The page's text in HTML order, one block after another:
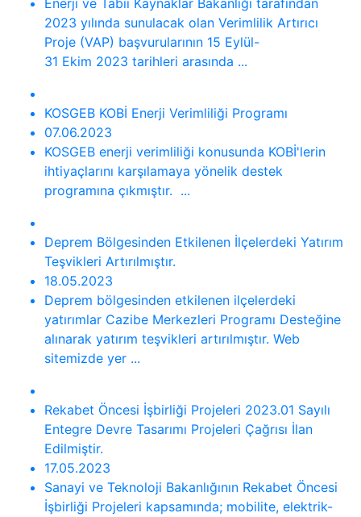
Enerji ve Tabii Kaynaklar Bakanlığı tarafından
2023 yılında sunulacak olan Verimlilik Artırıcı
Proje (VAP) başvurularının 15 Eylül-
31 Ekim 2023 tarihleri arasında ...
KOSGEB KOBİ Enerji Verimliliği Programı
07.06.2023
KOSGEB enerji verimliliği konusunda KOBİ'lerin
ihtiyaçlarını karşılamaya yönelik destek
programına çıkmıştır. ...
Deprem Bölgesinden Etkilenen İlçelerdeki Yatırım
Teşvikleri Artırılmıştır.
18.05.2023
Deprem bölgesinden etkilenen ilçelerdeki
yatırımlar Cazibe Merkezleri Programı Desteğine
alınarak yatırım teşvikleri artırılmıştır. Web
sitemizde yer ...
Rekabet Öncesi İşbirliği Projeleri 2023.01 Sayılı
Entegre Devre Tasarımı Projeleri Çağrısı İlan
Edilmiştir.
17.05.2023
Sanayi ve Teknoloji Bakanlığının Rekabet Öncesi
İşbirliği Projeleri kapsamında; mobilite, elektrik-